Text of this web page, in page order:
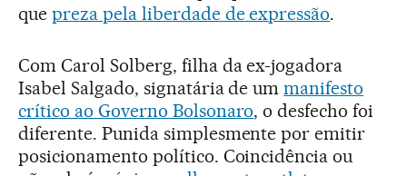
que preza pela liberdade de expressão.
Com Carol Solberg, filha da ex-jogadora
Isabel Salgado, signatária de ummanifesto
crítico ao Governo Bolsonaro, o desfecho foi
diferente. Punida simplesmente por emitir
posicionamento político. Coincidência ou